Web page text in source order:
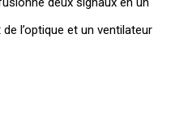
l’optique et un ventilateur